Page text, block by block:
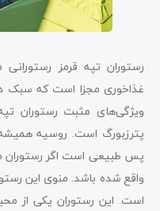
رستوران تپه قرمز
غذاخوری مجزا است که سبک
ویژگی‌های مثبت رستوران
پترزبورگ است. روسیه
پس طبیعی است اگر رستوران
واقع شده باشد. منوی این
است. این رستوران یکی از